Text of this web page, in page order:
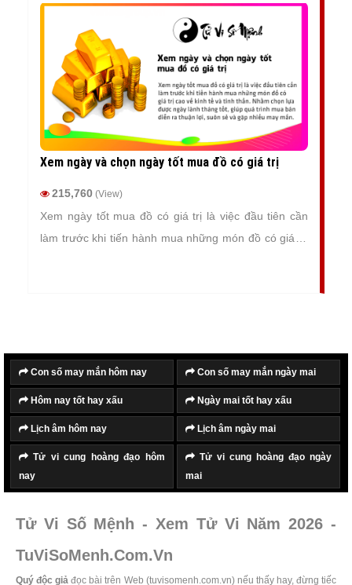
Xem ngày và chọn ngày tốt mua đồ có giá trị
215,760 (View)
Xem ngày tốt mua đồ có giá trị là việc đầu tiên cần
làm trước khi tiến hành mua những món đồ có giá trị
Con số may mắn hôm nay Con số may mắn ngày mai
Hôm nay tốt hay xấu Ngày mai tốt hay xấu
Lịch âm hôm nay Lịch âm ngày mai
Tử vi cung hoàng đạo hôm
nay
Tử vi cung hoàng đạo ngày
mai
Tử Vi Số Mệnh - Xem Tử Vi Năm 2026 -
TuViSoMenh.Com.Vn
Quý độc giả đọc bài trên Web (tuvisomenh.com.vn) nếu thấy hay, đừng tiếc